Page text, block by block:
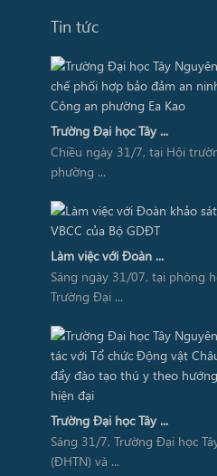
Tin tức
Trường Đại học Tây ...
Chiều ngày 31/7, tại Hội
phường ...
Làm việc với Đoàn ...
Sáng ngày 31/07, tại phòng
Trường Đại ...
Trường Đại học Tây ...
Sáng 31/7, Trường Đại học
(ĐHTN) và ...